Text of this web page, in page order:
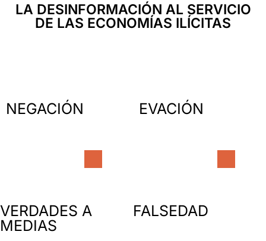
LA DESINFORMACIÓN AL SERVICIO
DE LAS ECONOMÍAS ILÍCITAS
NEGACIÓN EVACIÓN
VERDADES A
MEDIAS
FALSEDAD